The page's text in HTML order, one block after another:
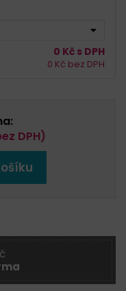
0 Kč s DPH
0 Kč bez DPH
DPH)